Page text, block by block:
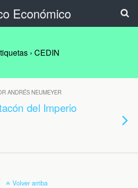
Económico
› CEDIN
ANDRÉS NEUMEYER
del Imperio
Volver arriba